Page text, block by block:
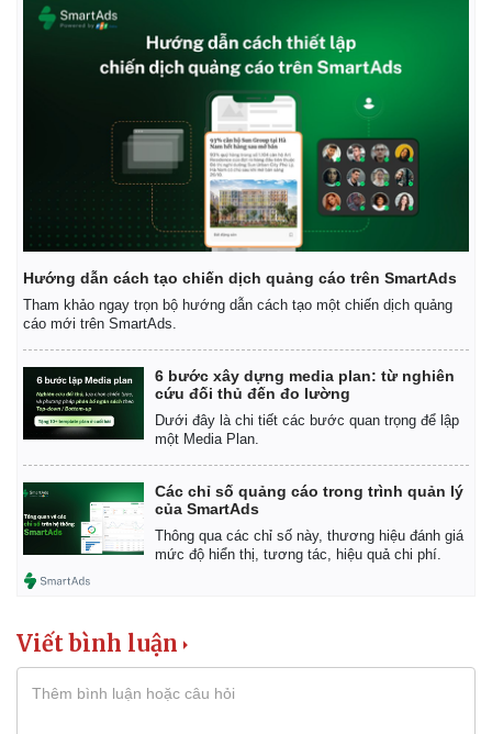
Hướng dẫn cách tạo chiến dịch quảng cáo trên SmartAds
Tham khảo ngay trọn bộ hướng dẫn cách tạo một chiến dịch quảng
cáo mới trên SmartAds.
6 bước xây dựng media plan: từ nghiên
cứu đối thủ đến đo lường
Dưới đây là chi tiết các bước quan trọng để lập
một Media Plan.
Các chỉ số quảng cáo trong trình quản lý
của SmartAds
Thông qua các chỉ số này, thương hiệu đánh giá
mức độ hiển thị, tương tác, hiệu quả chi phí.
Viết bình luận